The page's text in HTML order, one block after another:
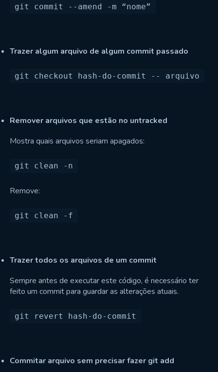
Trazer algum arquivo de algum commit passado
Remover arquivos que estão no untracked
Mostra quais arquivos seriam apagados:
Remove:
Trazer todos os arquivos de um commit
Sempre antes de executar este código, é necessário ter
feito um commit para guardar as alterações atuais.
Commitar arquivo sem precisar fazer git add